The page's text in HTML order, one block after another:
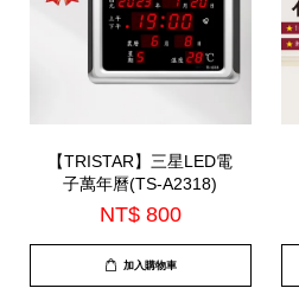
【TRISTAR】三星LED電
子萬年曆(TS-A2318)
NT$ 800
加入購物車